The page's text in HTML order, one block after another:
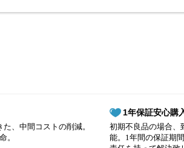
、中間コストの削減。
。
1年保証安心購
初期不良品の場合、
能。1年間の保証期